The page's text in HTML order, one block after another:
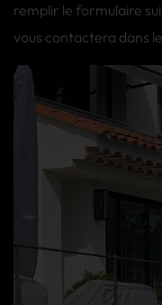
remplir le formulaire
vous contactera dans